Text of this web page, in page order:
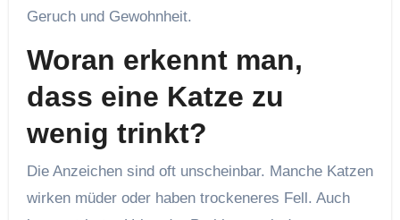
Geruch und Gewohnheit.
Woran erkennt man,
dass eine Katze zu
wenig trinkt?
Die Anzeichen sind oft unscheinbar. Manche Katzen
wirken müder oder haben trockeneres Fell. Auch